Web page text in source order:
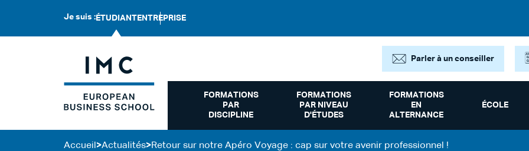
Je suis : ÉTUDIANT ENTREPRISE
Parler à un conseiller
FORMATIONS
PAR
DISCIPLINE
FORMATIONS
PAR NIVEAU
D'ÉTUDES
FORMATIONS
EN
ALTERNANCE
ÉCOLE
Accueil >Actualités>Retour sur notre Apéro Voyage : cap sur votre avenir professionnel !